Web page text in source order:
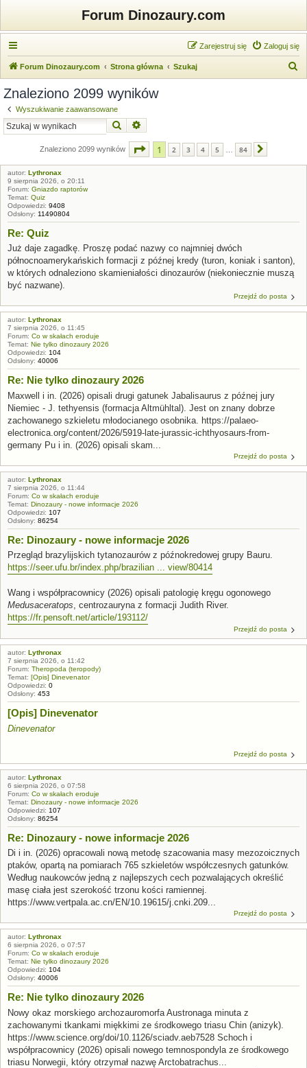
Forum Dinozaury.com
Zaloguj się
Zarejestruj się
Forum Dinozaury.com Strona główna Szukaj
Znaleziono 2099 wyników
Wyszukiwanie zaawansowane
Szukaj
Znaleziono 2099 wyników Strona 1z 84
1 2 3 4 5 84
autor: Lythronax
9 sierpnia 2026, o 20:11
Forum: Gniazdo raptorów
Temat: Quiz
Odpowiedzi: 9408
Odsłony: 11490804
Re: Quiz
Już daje zagadkę. Proszę podać nazwy co najmniej dwóch
północnoamerykańskich formacji z późnej kredy (turon, koniak i santon),
w których odnaleziono skamieniałości dinozaurów (niekoniecznie muszą
być nazwane).
Przejdź do posta
autor: Lythronax
7 sierpnia 2026, o 11:45
Forum: Co w skałach eroduje
Temat: Nie tylko dinozaury 2026
Odpowiedzi: 104
Odsłony: 40006
Re: Nie tylko dinozaury 2026
Maxwell i in. (2026) opisali drugi gatunek Jabalisaurus z późnej jury
Niemiec - J. tethyensis (formacja Altmühltal). Jest on znany dobrze
zachowanego szkieletu młodocianego osobnika. https://palaeo-
electronica.org/content/2026/5919-late-jurassic-ichthyosaurs-from-
germany Pu i in. (2026) opisali skam...
Przejdź do posta
autor: Lythronax
7 sierpnia 2026, o 11:44
Forum: Co w skałach eroduje
Temat: Dinozaury - nowe informacje 2026
Odpowiedzi: 107
Odsłony: 86254
Re: Dinozaury - nowe informacje 2026
Przegląd brazylijskich tytanozaurów z późnokredowej grupy Bauru.
https://seer.ufu.br/index.php/brazilian ... view/80414
Wang i współpracownicy (2026) opisali patologię kręgu ogonowego
Medusaceratops, centrozauryna z formacji Judith River.
https://fr.pensoft.net/article/193112/
Przejdź do posta
autor: Lythronax
7 sierpnia 2026, o 11:42
Forum: Theropoda (teropody)
Temat: [Opis] Dinevenator
Odpowiedzi: 0
Odsłony: 453
[Opis] Dinevenator
Dinevenator
Przejdź do posta
autor: Lythronax
6 sierpnia 2026, o 07:58
Forum: Co w skałach eroduje
Temat: Dinozaury - nowe informacje 2026
Odpowiedzi: 107
Odsłony: 86254
Re: Dinozaury - nowe informacje 2026
Di i in. (2026) opracowali nową metodę szacowania masy mezozoicznych
ptaków, opartą na pomiarach 765 szkieletów współczesnych gatunków.
Według naukowców jedną z najlepszych cech pozwalających określić
masę ciała jest szerokość trzonu kości ramiennej.
https://www.vertpala.ac.cn/EN/10.19615/j.cnki.209...
Przejdź do posta
autor: Lythronax
6 sierpnia 2026, o 07:57
Forum: Co w skałach eroduje
Temat: Nie tylko dinozaury 2026
Odpowiedzi: 104
Odsłony: 40006
Re: Nie tylko dinozaury 2026
Nowy okaz morskiego archozauromorfa Austronaga minuta z
zachowanymi tkankami miękkimi ze środkowego triasu Chin (anizyk).
https://www.science.org/doi/10.1126/sciadv.aeb7528 Schoch i
współpracownicy (2026) opisali nowego temnospondyla ze środkowego
triasu Norwegii, który otrzymał nazwę Arctobatrachus...